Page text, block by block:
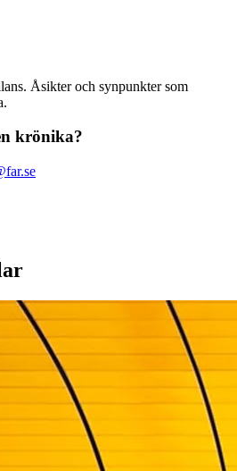
Åsikter och synpunkter som
krönika?